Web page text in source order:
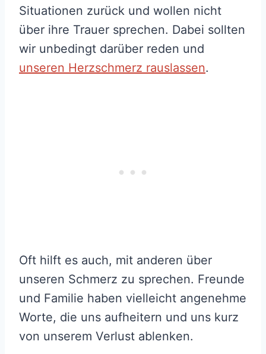
Situationen zurück und wollen nicht
über ihre Trauer sprechen. Dabei sollten
wir unbedingt darüber reden und
unseren Herzschmerz rauslassen.
Oft hilft es auch, mit anderen über
unseren Schmerz zu sprechen. Freunde
und Familie haben vielleicht angenehme
Worte, die uns aufheitern und uns kurz
von unserem Verlust ablenken.